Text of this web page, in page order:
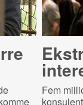
Fem